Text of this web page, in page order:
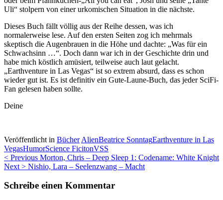
Uli“ stolpern von einer urkomischen Situation in die nächste.
Dieses Buch fällt völlig aus der Reihe dessen, was ich
normalerweise lese. Auf den ersten Seiten zog ich mehrmals
skeptisch die Augenbrauen in die Höhe und dachte: „Was für ein
Schwachsinn …“. Doch dann war ich in der Geschichte drin und
habe mich köstlich amüsiert, teilweise auch laut gelacht.
„Earthventure in Las Vegas“ ist so extrem absurd, dass es schon
wieder gut ist. Es ist definitiv ein Gute-Laune-Buch, das jeder SciFi-
Fan gelesen haben sollte.
Deine
Veröffentlicht in Bücher AlienBeatrice SonntagEarthventure in Las
VegasHumorScience FicitonVSS
Beitragsnavigation
< Previous Morton, Chris – Deep Sleep 1: Codename: White Knight
Next > Nishio, Lara – Seelenzwang – Macht
Schreibe einen Kommentar